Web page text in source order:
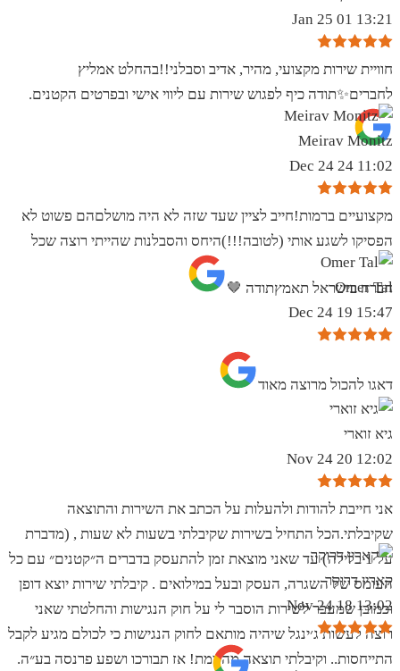
13:21 01 Jan 25
חוויית שירות מקצועי, מהיר, אדיב וסבלני!!בהחלט אמליץ
לחברים✨️תודה כיף לפגוש שירות עם ליווי אישי ובפרטים הקטנים.
Meirav Monitz
11:02 24 Dec 24
מקצועיים ברמות!חייב לציין שעד שזה לא היה מושלםהם פשוט לא
הפסיקו לשגע אותי (לטובה!!!)היחס והסבלנות שהייתי רוצה שכל
חברה בישראל תאמץתודה 🤎
Omer Tal
15:47 19 Dec 24
‏דאגו להכול מרוצה מאוד
גיא זוארי
12:02 20 Nov 24
אני חייבת להודות ולהעלות על הכתב את השירות והתוצאה
שקיבלתי.הכל התחיל בשירות שקיבלתי בשעות לא שעות , (מדברת
על 1 בלילה) עד שאני מוצאת זמן להתעסק בדברים ה״קטנים״ עם כל
העומס של השגרה, העסק ובעל במילואים . קיבלתי שירות יוצא דופן
וכמובן שמעבר לשירות הוסבר לי על חוק הנגישות והחלטתי שאני
רוצה לעשות ג׳ינגל שיהיה מותאם לחוק הנגישות כי לכולם מגיע לקבל
התייחסות.. וקיבלתי תוצאה מהממת! אז תבורכו ושפע פרנסה בע״ה.
קארין דרוקר
13:02 18 Nov 24